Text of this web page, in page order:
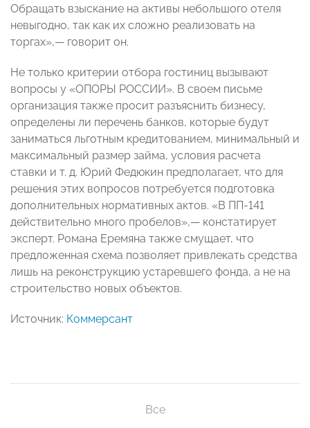
Обращать взыскание на активы небольшого отеля
невыгодно, так как их сложно реализовать на
торгах»,— говорит он.
Не только критерии отбора гостиниц вызывают
вопросы у «ОПОРЫ РОССИИ». В своем письме
организация также просит разъяснить бизнесу,
определены ли перечень банков, которые будут
заниматься льготным кредитованием, минимальный и
максимальный размер займа, условия расчета
ставки и т. д. Юрий Федюкин предполагает, что для
решения этих вопросов потребуется подготовка
дополнительных нормативных актов. «В ПП-141
действительно много пробелов»,— констатирует
эксперт. Романа Еремяна также смущает, что
предложенная схема позволяет привлекать средства
лишь на реконструкцию устаревшего фонда, а не на
строительство новых объектов.
Источник: Коммерсант
Все